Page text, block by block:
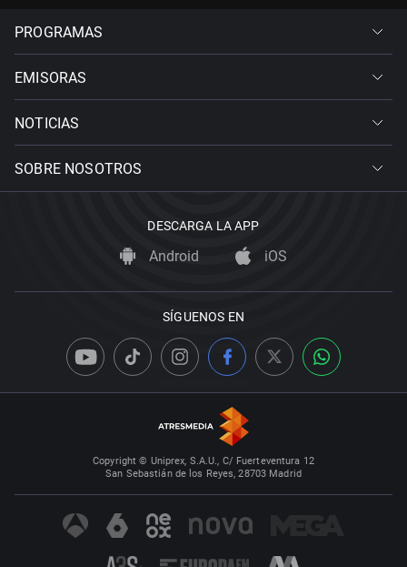
PROGRAMAS
EMISORAS
NOTICIAS
SOBRE NOSOTROS
DESCARGA LA APP
Android iOS
SÍGUENOS EN
Copyright © Uniprex, S.A.U., C/ Fuerteventura 12
San Sebastián de los Reyes, 28703 Madrid